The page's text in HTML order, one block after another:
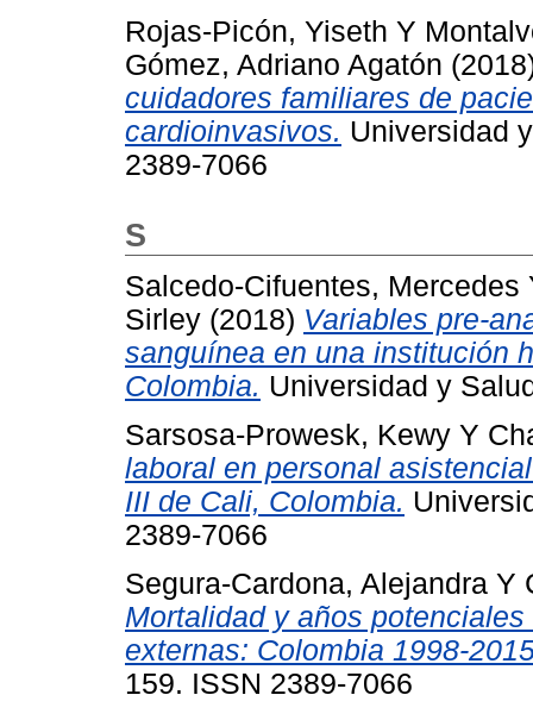
Rojas-Picón, Yiseth Y
Gómez, Adriano Agatón
cuidadores familiares de
cardioinvasivos. Universidad
2389-7066
S
Salcedo-Cifuentes, Mercedes
Sirley (2018) Variables pre-
sanguínea en una institución
Colombia. Universidad y
Sarsosa-Prowesk, Kewy Y
laboral en personal
III de Cali, Colombia.
2389-7066
Segura-Cardona, Alejandra Y
Mortalidad y años
externas: Colombia 1998-
159. ISSN 2389-7066